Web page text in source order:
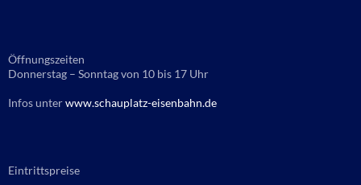
Öffnungszeiten
Donnerstag – Sonntag von 10 bis 17 Uhr
Infos unterwww.schauplatz-eisenbahn.de
Eintrittspreise